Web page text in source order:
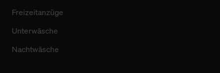
Freizeitanzüge
Unterwäsche
Nachtwäsche